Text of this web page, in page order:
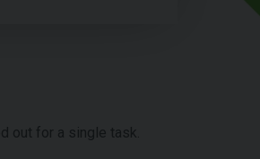
out for a single task.